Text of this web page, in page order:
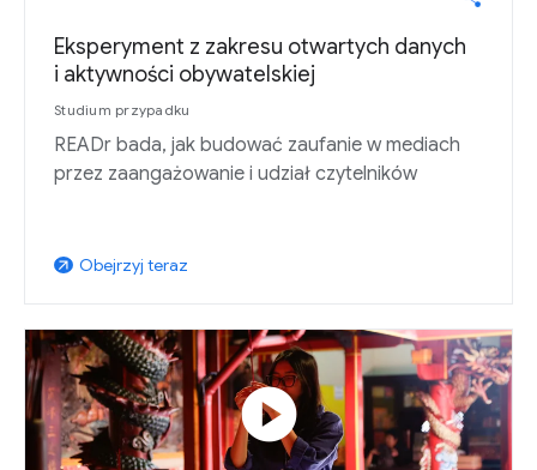
Eksperyment z zakresu otwartych danych
i aktywności obywatelskiej
Studium przypadku
READr bada, jak budować zaufanie w mediach
przez zaangażowanie i udział czytelników
arrow_outward Obejrzyj teraz
play_circle